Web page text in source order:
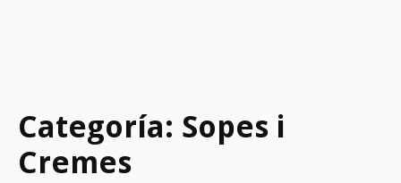
Categoría: Sopes i
Cremes